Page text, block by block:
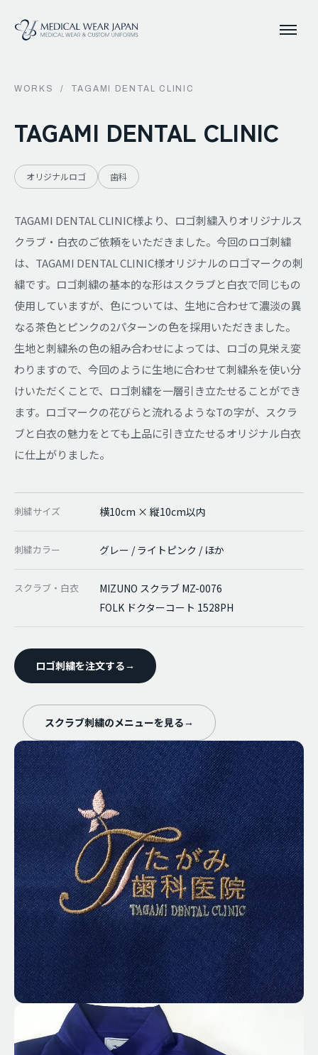
WORKS / TAGAMI DENTAL CLINIC
TAGAMI DENTAL CLINIC
オリジナルロゴ 歯科
TAGAMI DENTAL CLINIC様より、ロゴ刺繍入りオリジナルス
クラブ・白衣のご依頼をいただきました。今回のロゴ刺繍
は、TAGAMI DENTAL CLINIC様オリジナルのロゴマークの刺
繍です。ロゴ刺繍の基本的な形はスクラブと白衣で同じもの
使用していますが、色については、生地に合わせて濃淡の異
なる茶色とピンクの2パターンの色を採用いただきました。
生地と刺繍糸の色の組み合わせによっては、ロゴの見栄え変
わりますので、今回のように生地に合わせて刺繍糸を使い分
けいただくことで、ロゴ刺繍を一層引き立たせることができ
ます。ロゴマークの花びらと流れるようなTの字が、スクラ
ブと白衣の魅力をとても上品に引き立たせるオリジナル白衣
に仕上がりました。
刺繍サイズ 横10cm × 縦10cm以内
刺繍カラー グレー / ライトピンク / ほか
スクラブ・白衣
MIZUNO スクラブ MZ-0076
FOLK ドクターコート 1528PH
ロゴ刺繍を注文する →
スクラブ刺繍のメニューを見る →